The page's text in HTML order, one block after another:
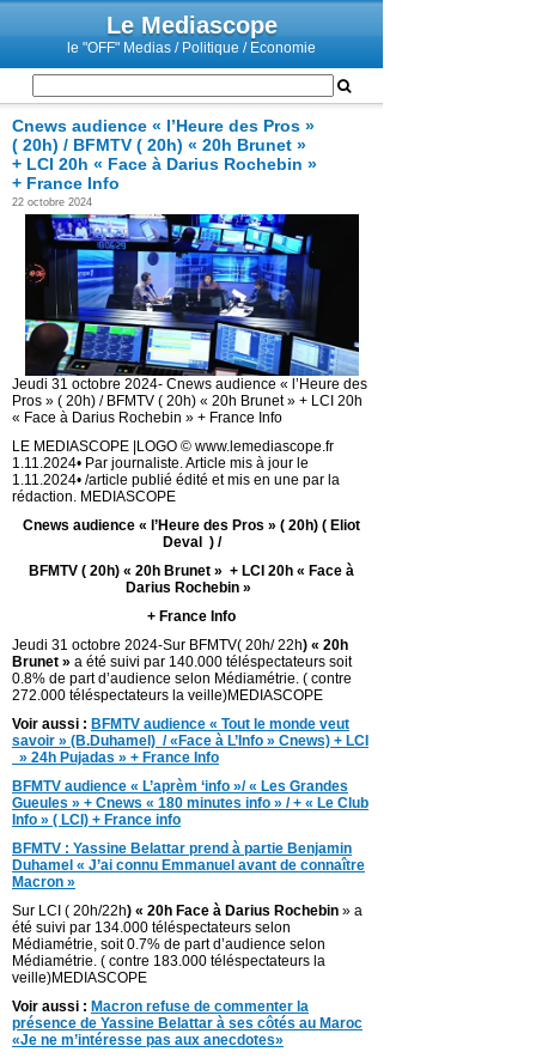
Le Mediascope
le "OFF" Medias / Politique / Economie
Cnews audience « l’Heure des Pros »
( 20h) / BFMTV ( 20h) « 20h Brunet »
+ LCI 20h « Face à Darius Rochebin »
+ France Info
22 octobre 2024
Jeudi 31 octobre 2024- Cnews audience « l’Heure des
Pros » ( 20h) / BFMTV ( 20h) « 20h Brunet » + LCI 20h
« Face à Darius Rochebin » + France Info
LE MEDIASCOPE |LOGO © www.lemediascope.fr
1.11.2024• Par journaliste. Article mis à jour le
1.11.2024• /article publié édité et mis en une par la
rédaction. MEDIASCOPE
Cnews audience « l’Heure des Pros » ( 20h) ( Eliot
Deval ) /
BFMTV ( 20h) « 20h Brunet » + LCI 20h « Face à
Darius Rochebin »
+ France Info
Jeudi 31 octobre 2024-Sur BFMTV( 20h/ 22h) « 20h
Brunet » a été suivi par 140.000 téléspectateurs soit
0.8% de part d’audience selon Médiamétrie. ( contre
272.000 téléspectateurs la veille)MEDIASCOPE
Voir aussi : BFMTV audience « Tout le monde veut
savoir » (B.Duhamel) / «Face à L’Info » Cnews) + LCI
» 24h Pujadas » + France Info
BFMTV audience « L’aprèm ‘info »/ « Les Grandes
Gueules » + Cnews « 180 minutes info » / + « Le Club
Info » ( LCI) + France info
BFMTV : Yassine Belattar prend à partie Benjamin
Duhamel « J’ai connu Emmanuel avant de connaître
Macron »
Sur LCI ( 20h/22h) « 20h Face à Darius Rochebin » a
été suivi par 134.000 téléspectateurs selon
Médiamétrie, soit 0.7% de part d’audience selon
Médiamétrie. ( contre 183.000 téléspectateurs la
veille)MEDIASCOPE
Voir aussi : Macron refuse de commenter la
présence de Yassine Belattar à ses côtés au Maroc
«Je ne m’intéresse pas aux anecdotes»